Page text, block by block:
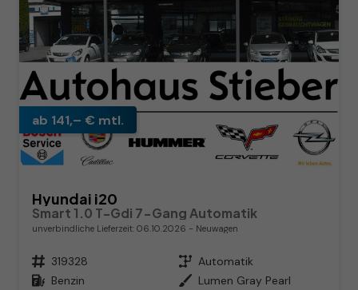
ab 141,– € mtl.
Hyundai i20
Smart 1.0 T-Gdi 7-Gang Automatik
unverbindliche Lieferzeit: 06.10.2026 Neuwagen
Fahrzeugnr. 319328 Getriebe Automatik
Kraftstoff Benzin Außenfarbe Lumen Gray Pearl